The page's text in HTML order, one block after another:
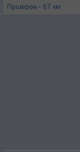
Пршеров - 67 км